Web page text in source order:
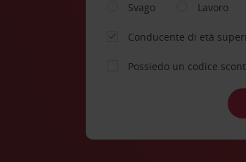
Svago
Lavoro
Conducente di età
Possiedo un codice